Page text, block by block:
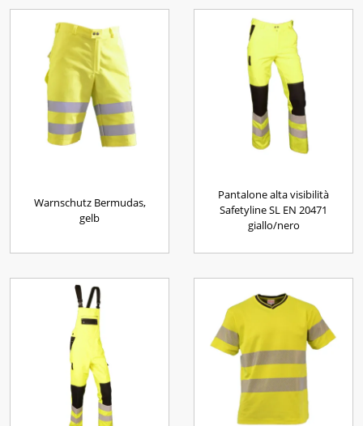
Warnschutz Bermudas,
gelb
Pantalone alta visibilità
Safetyline SL EN 20471
giallo/nero